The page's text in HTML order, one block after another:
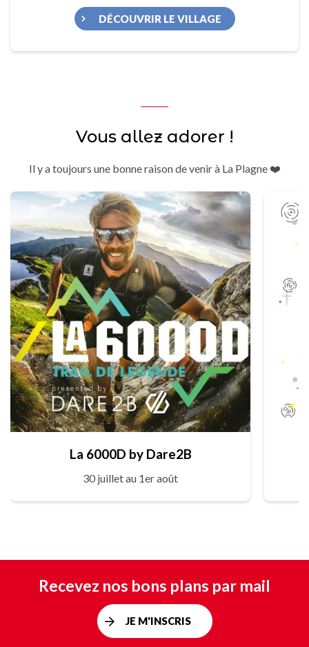
DÉCOUVRIR LE VILLAGE
Vous allez adorer !
Il y a toujours une bonne raison de venir à La Plagne ❤️
La 6000D by Dare2B
30 juillet au 1er août
Recevez nos bons plans par mail
JE M'INSCRIS